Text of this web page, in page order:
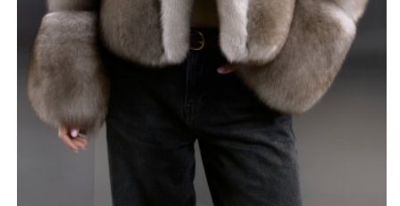
*описание несет информационный характер, состав и
правила ухода могут быть изменены производителем